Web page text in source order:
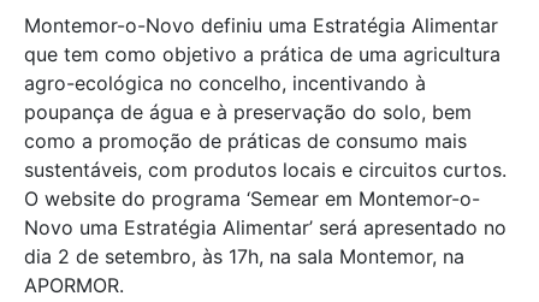
Montemor-o-Novo definiu uma Estratégia Alimentar
que tem como objetivo a prática de uma agricultura
agro-ecológica no concelho, incentivando à
poupança de água e à preservação do solo, bem
como a promoção de práticas de consumo mais
sustentáveis, com produtos locais e circuitos curtos.
O website do programa ‘Semear em Montemor-o-
Novo uma Estratégia Alimentar’ será apresentado no
dia 2 de setembro, às 17h, na sala Montemor, na
APORMOR.